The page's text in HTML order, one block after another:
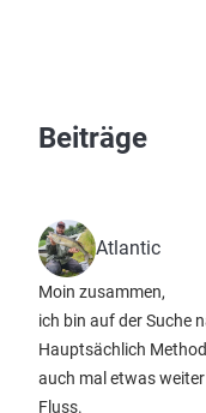
Beiträge
Atlantic
Moin zusammen,
ich bin auf der Suche
Hauptsächlich
auch mal etwas
Fluss.